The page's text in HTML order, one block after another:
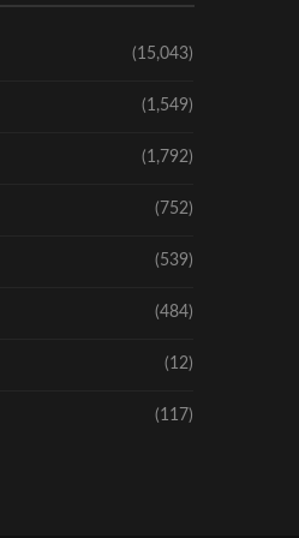
(15,043)
(1,549)
(1,792)
(752)
(539)
(484)
(12)
(117)